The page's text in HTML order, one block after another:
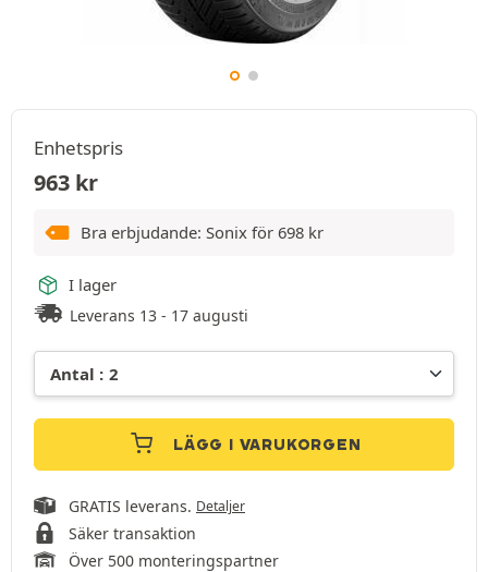
Enhetspris
963 kr
Bra erbjudande: Sonix för 698 kr
I lager
Leverans 13 - 17 augusti
LÄGG I VARUKORGEN
GRATIS leverans. Detaljer
Säker transaktion
Över 500 monteringspartner